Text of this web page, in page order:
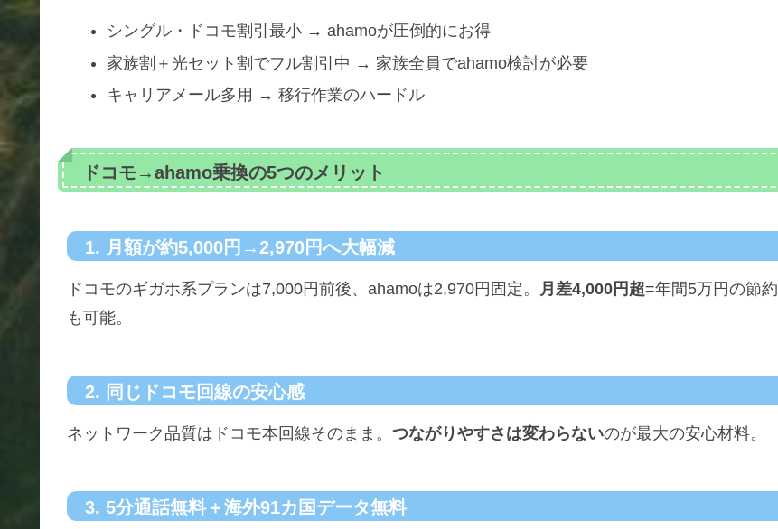
シングル・ドコモ割引最小 → ahamoが圧倒的にお得
家族割＋光セット割でフル割引中 → 家族全員でahamo検討が必要
キャリアメール多用 → 移行作業のハードル
ドコモ→ahamo乗換の5つのメリット
1. 月額が約5,000円→2,970円へ大幅減
ドコモのギガホ系プランは7,000円前後、ahamoは2,970円固定。 月差4,000円超=年間5万円の節約
も可能。
2. 同じドコモ回線の安心感
ネットワーク品質はドコモ本回線そのまま。 つながりやすさは変わらないのが最大の安心材料。
3. 5分通話無料＋海外91カ国データ無料